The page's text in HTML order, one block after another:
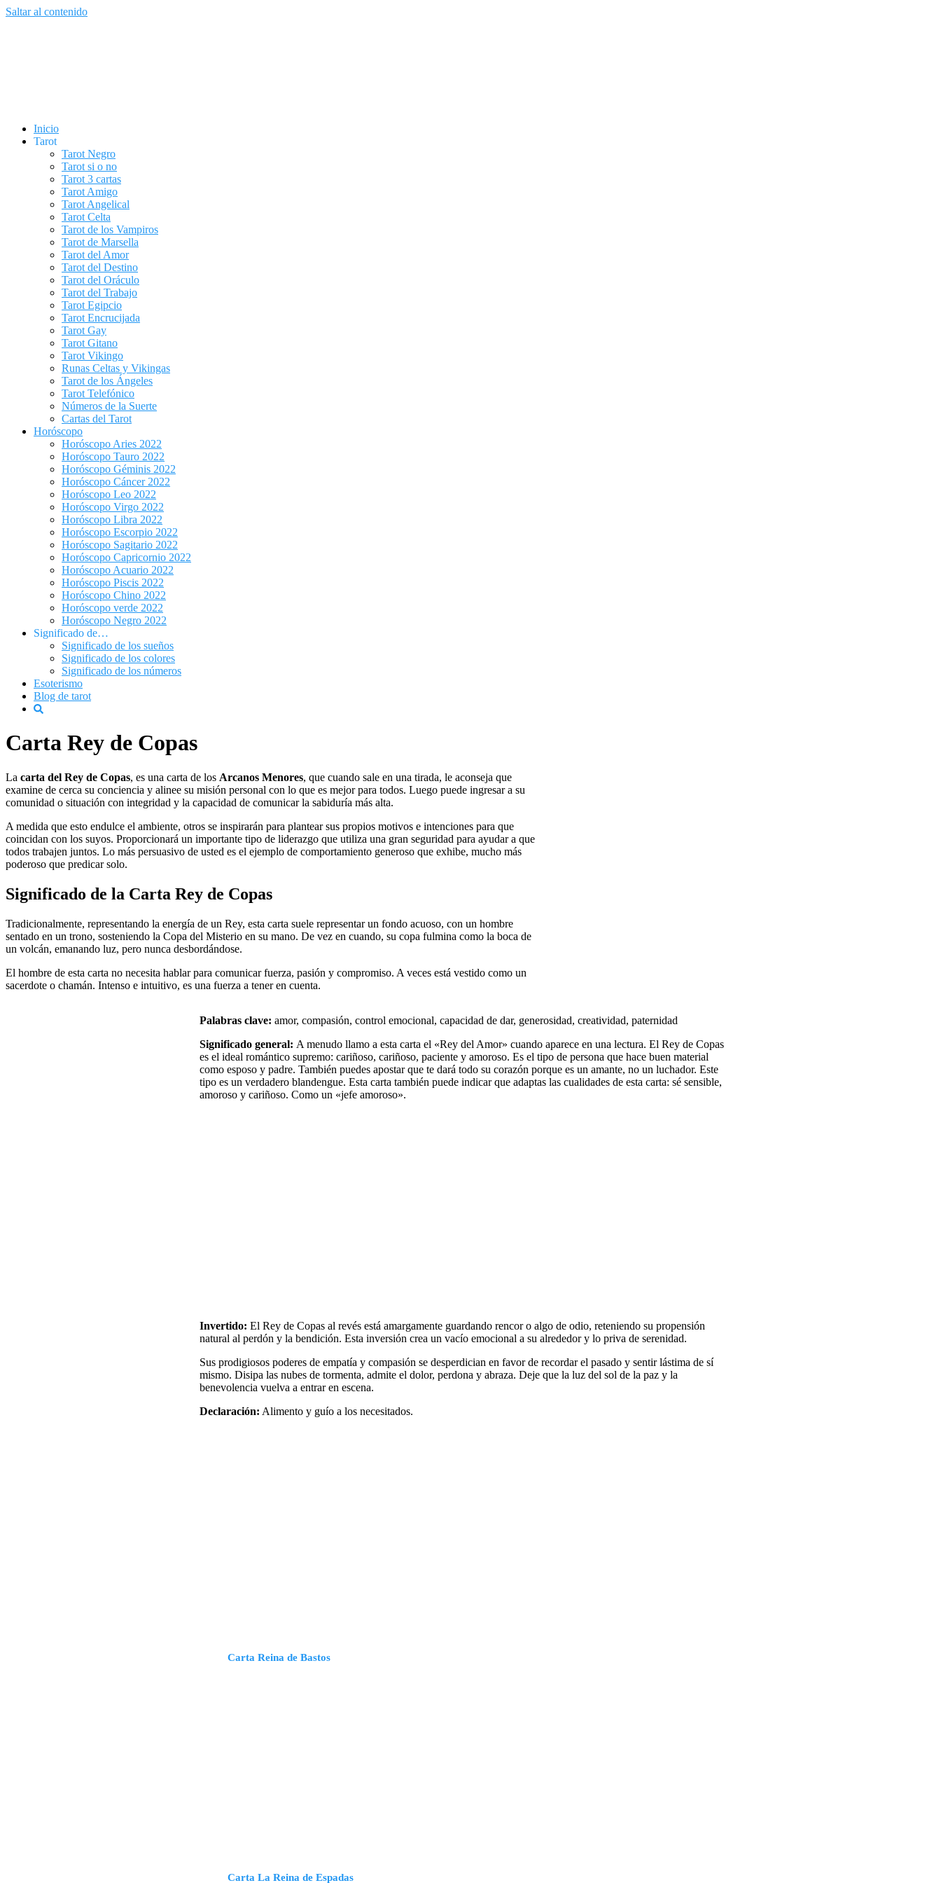
Saltar al contenido
Inicio
Tarot
Tarot Negro
Tarot si o no
Tarot 3 cartas
Tarot Amigo
Tarot Angelical
Tarot Celta
Tarot de los Vampiros
Tarot de Marsella
Tarot del Amor
Tarot del Destino
Tarot del Oráculo
Tarot del Trabajo
Tarot Egipcio
Tarot Encrucijada
Tarot Gay
Tarot Gitano
Tarot Vikingo
Runas Celtas y Vikingas
Tarot de los Ángeles
Tarot Telefónico
Números de la Suerte
Cartas del Tarot
Horóscopo
Horóscopo Aries 2022
Horóscopo Tauro 2022
Horóscopo Géminis 2022
Horóscopo Cáncer 2022
Horóscopo Leo 2022
Horóscopo Virgo 2022
Horóscopo Libra 2022
Horóscopo Escorpio 2022
Horóscopo Sagitario 2022
Horóscopo Capricornio 2022
Horóscopo Acuario 2022
Horóscopo Piscis 2022
Horóscopo Chino 2022
Horóscopo verde 2022
Horóscopo Negro 2022
Significado de…
Significado de los sueños
Significado de los colores
Significado de los números
Esoterismo
Blog de tarot
Carta Rey de Copas
La carta del Rey de Copas, es una carta de los Arcanos Menores, que cuando sale en una tirada, le aconseja que
examine de cerca su conciencia y alinee su misión personal con lo que es mejor para todos. Luego puede ingresar a su
comunidad o situación con integridad y la capacidad de comunicar la sabiduría más alta.
A medida que esto endulce el ambiente, otros se inspirarán para plantear sus propios motivos e intenciones para que
coincidan con los suyos. Proporcionará un importante tipo de liderazgo que utiliza una gran seguridad para ayudar a que
todos trabajen juntos. Lo más persuasivo de usted es el ejemplo de comportamiento generoso que exhibe, mucho más
poderoso que predicar solo.
Significado de la Carta Rey de Copas
Tradicionalmente, representando la energía de un Rey, esta carta suele representar un fondo acuoso, con un hombre
sentado en un trono, sosteniendo la Copa del Misterio en su mano. De vez en cuando, su copa fulmina como la boca de
un volcán, emanando luz, pero nunca desbordándose.
El hombre de esta carta no necesita hablar para comunicar fuerza, pasión y compromiso. A veces está vestido como un
sacerdote o chamán. Intenso e intuitivo, es una fuerza a tener en cuenta.
Palabras clave: amor, compasión, control emocional, capacidad de dar, generosidad, creatividad, paternidad
Significado general: A menudo llamo a esta carta el «Rey del Amor» cuando aparece en una lectura. El Rey de Copas
es el ideal romántico supremo: cariñoso, cariñoso, paciente y amoroso. Es el tipo de persona que hace buen material
como esposo y padre. También puedes apostar que te dará todo su corazón porque es un amante, no un luchador. Este
tipo es un verdadero blandengue. Esta carta también puede indicar que adaptas las cualidades de esta carta: sé sensible,
amoroso y cariñoso. Como un «jefe amoroso».
Invertido: El Rey de Copas al revés está amargamente guardando rencor o algo de odio, reteniendo su propensión
natural al perdón y la bendición. Esta inversión crea un vacío emocional a su alrededor y lo priva de serenidad.
Sus prodigiosos poderes de empatía y compasión se desperdician en favor de recordar el pasado y sentir lástima de sí
mismo. Disipa las nubes de tormenta, admite el dolor, perdona y abraza. Deje que la luz del sol de la paz y la
benevolencia vuelva a entrar en escena.
Declaración: Alimento y guío a los necesitados.
Carta Reina de Bastos
Carta La Reina de Espadas